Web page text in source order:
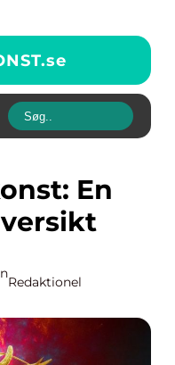
se
Redaktionel